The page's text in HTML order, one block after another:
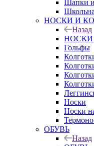
Шапки
НОСКИ И
Назад
НОСКИ
Гольфы
Носки
Носки
ОБУВЬ
Назад